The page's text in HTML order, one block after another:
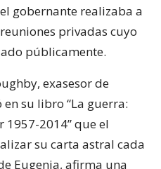
gobernante realizaba a
privadas cuyo
públicamente.
exasesor de
su libro “La guerra:
2014” que el
su carta astral cada
Eugenia, afirma una